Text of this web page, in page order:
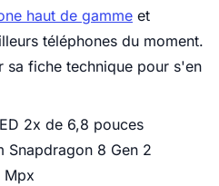
haut de gamme et
téléphones du moment.
sa fiche technique pour s'en
2x de 6,8 pouces
Snapdragon 8 Gen 2
Mpx